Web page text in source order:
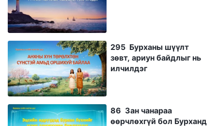
295 Бурханы шүүлт
зөвт, ариун байдлыг нь
илчилдэг
86 Зан чанараа
өөрчлөхгүй бол Бурханд